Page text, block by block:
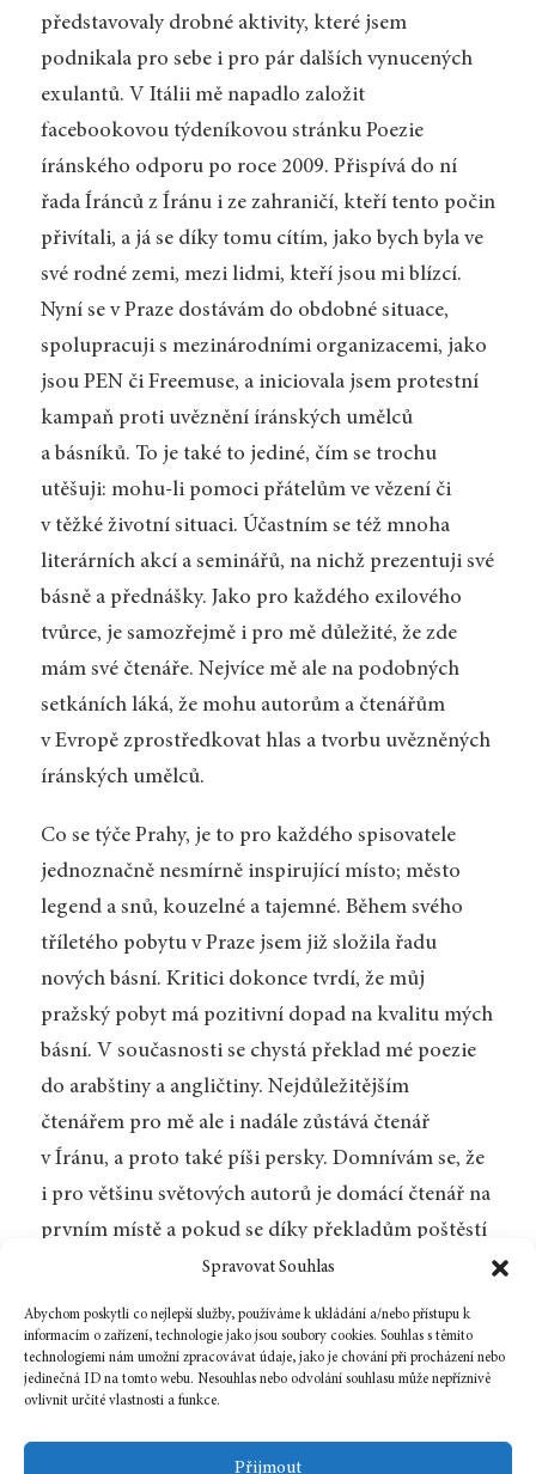
Spravovat Souhlas
Abychom poskytli co nejlepší služby, používáme k ukládání a/nebo přístupu k
informacím o zařízení, technologie jako jsou soubory cookies. Souhlas s těmito
technologiemi nám umožní zpracovávat údaje, jako je chování při procházení nebo
jedinečná ID na tomto webu. Nesouhlas nebo odvolání souhlasu může nepříznivě
ovlivnit určité vlastnosti a funkce.
Přijmout
představovaly drobné aktivity, které jsem
podnikala pro sebe i pro pár dalších vynucených
exulantů. V Itálii mě napadlo založit
facebookovou týdeníkovou stránku Poezie
íránského odporu po roce 2009. Přispívá do ní
řada Íránců z Íránu i ze zahraničí, kteří tento počin
přivítali, a já se díky tomu cítím, jako bych byla ve
své rodné zemi, mezi lidmi, kteří jsou mi blízcí.
Nyní se v Praze dostávám do obdobné situace,
spolupracuji s mezinárodními organizacemi, jako
jsou PEN či Freemuse, a iniciovala jsem protestní
kampaň proti uvěznění íránských umělců
a básníků. To je také to jediné, čím se trochu
utěšuji: mohu-li pomoci přátelům ve vězení či
v těžké životní situaci. Účastním se též mnoha
literárních akcí a seminářů, na nichž prezentuji své
básně a přednášky. Jako pro každého exilového
tvůrce, je samozřejmě i pro mě důležité, že zde
mám své čtenáře. Nejvíce mě ale na podobných
setkáních láká, že mohu autorům a čtenářům
v Evropě zprostředkovat hlas a tvorbu uvězněných
íránských umělců.
Co se týče Prahy, je to pro každého spisovatele
jednoznačně nesmírně inspirující místo; město
legend a snů, kouzelné a tajemné. Během svého
tříletého pobytu v Praze jsem již složila řadu
nových básní. Kritici dokonce tvrdí, že můj
pražský pobyt má pozitivní dopad na kvalitu mých
básní. V současnosti se chystá překlad mé poezie
do arabštiny a angličtiny. Nejdůležitějším
čtenářem pro mě ale i nadále zůstává čtenář
v Íránu, a proto také píši persky. Domnívám se, že
i pro většinu světových autorů je domácí čtenář na
prvním místě a pokud se díky překladům poštěstí
získat si přízeň čtenářů i v jiných zemích, tak tím
lépe!